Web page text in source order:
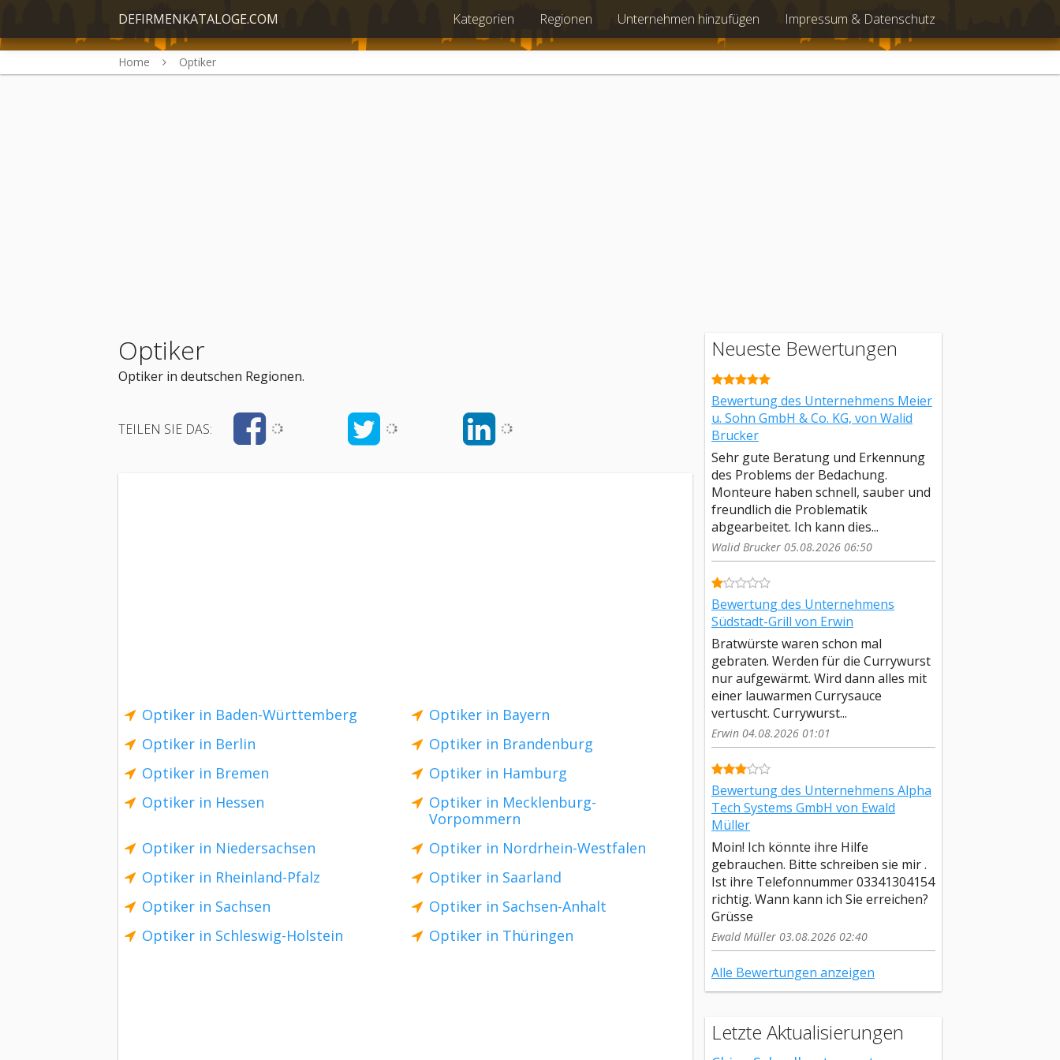
DEFIRMENKATALOGE.COM Kategorien Regionen Unternehmen hinzufügen Impressum & Datenschutz
Home Optiker
Optiker
Optiker in deutschen Regionen.
TEILEN SIE DAS:
Optiker in Baden-Württemberg
Optiker in Bayern
Optiker in Berlin
Optiker in Brandenburg
Optiker in Bremen
Optiker in Hamburg
Optiker in Hessen
Optiker in Mecklenburg-
Vorpommern
Optiker in Niedersachsen
Optiker in Nordrhein-Westfalen
Optiker in Rheinland-Pfalz
Optiker in Saarland
Optiker in Sachsen
Optiker in Sachsen-Anhalt
Optiker in Schleswig-Holstein
Optiker in Thüringen
Neueste Bewertungen
Bewertung des Unternehmens Meier
u. Sohn GmbH & Co. KG, von Walid
Brucker
Sehr gute Beratung und Erkennung
des Problems der Bedachung.
Monteure haben schnell, sauber und
freundlich die Problematik
abgearbeitet. Ich kann dies...
Walid Brucker 05.08.2026 06:50
Bewertung des Unternehmens
Südstadt-Grill von Erwin
Bratwürste waren schon mal
gebraten. Werden für die Currywurst
nur aufgewärmt. Wird dann alles mit
einer lauwarmen Currysauce
vertuscht. Currywurst...
Erwin 04.08.2026 01:01
Bewertung des Unternehmens Alpha
Tech Systems GmbH von Ewald
Müller
Moin! Ich könnte ihre Hilfe
gebrauchen. Bitte schreiben sie mir .
Ist ihre Telefonnummer 03341304154
richtig. Wann kann ich Sie erreichen?
Grüsse
Ewald Müller 03.08.2026 02:40
Alle Bewertungen anzeigen
Letzte Aktualisierungen